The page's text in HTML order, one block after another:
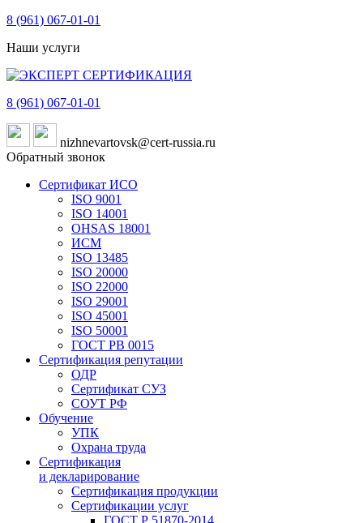
8 (961) 067-01-01
Наши услуги
8 (961) 067-01-01
nizhnevartovsk@cert-russia.ru
Обратный звонок
Сертификат ИСО
ISO 9001
ISO 14001
OHSAS 18001
ИСМ
ISO 13485
ISO 20000
ISO 22000
ISO 29001
ISO 45001
ISO 50001
ГОСТ РВ 0015
Сертификация репутации
ОДР
Сертификат СУЗ
СОУТ РФ
Обучение
УПК
Охрана труда
Сертификация
и декларирование
Сертификация продукции
Сертификации услуг
ГОСТ Р 51870-2014